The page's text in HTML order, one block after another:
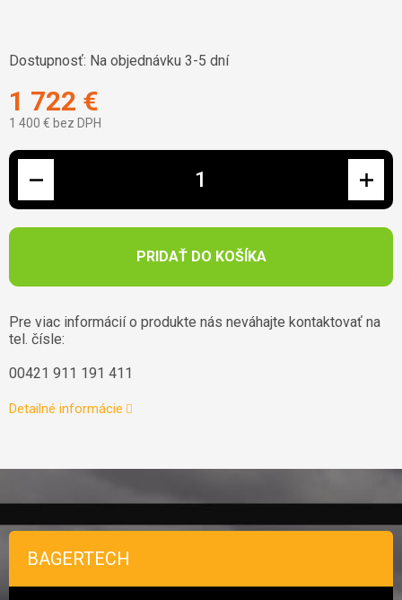
Dostupnosť: Na objednávku 3-5 dní
1 722 €
1 400 € bez DPH
Jednotková cena:
PRIDAŤ DO KOŠÍKA
Pre viac informácií o produkte nás neváhajte kontaktovať na
tel. čísle:
00421 911 191 411
Detailné informácie
BAGERTECH